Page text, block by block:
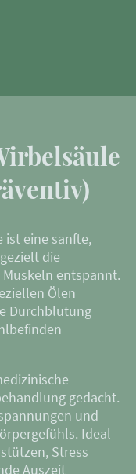
ist eine sanfte,
die
entspannt.
Ölen
Durchblutung
gedacht.
und
Ideal
Stress
Auszeit